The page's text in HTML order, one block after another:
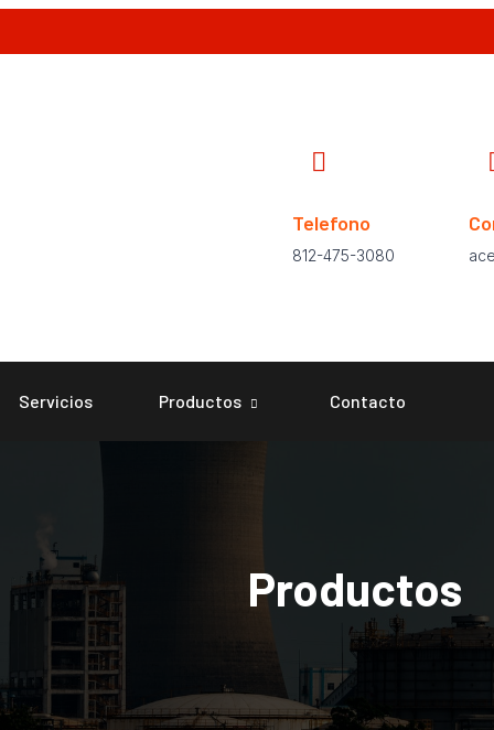
Telefono
812-475-3080
Servicios Productos Contacto
Productos